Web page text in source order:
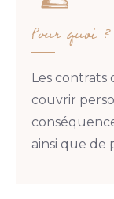
Pour quoi ?
Les
couvrir
ainsi que de